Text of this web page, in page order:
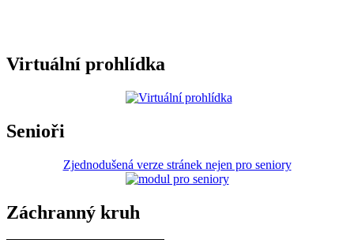
Virtuální prohlídka
Senioři
Zjednodušená verze stránek nejen pro seniory
Záchranný kruh